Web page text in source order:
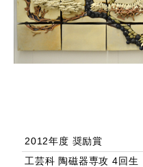
2012年度 奨励賞
工芸科 陶磁器専攻 4回生